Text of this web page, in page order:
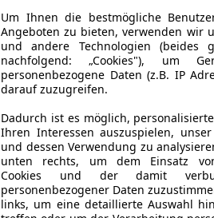
Um Ihnen die bestmögliche
Angeboten zu bieten, verwenden wir
und andere Technologien (beides
nachfolgend: „Cookies"), um
personenbezogene Daten (z.B. IP
darauf zuzugreifen.
Dadurch ist es möglich,
Ihren Interessen auszuspielen,
und dessen Verwendung zu
unten rechts, um dem Einsatz
Cookies und der damit
personenbezogener Daten
links, um eine detaillierte Auswahl